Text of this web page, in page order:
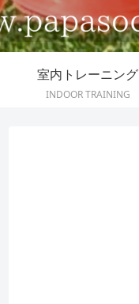
室内トレーニング
INDOOR TRAINING